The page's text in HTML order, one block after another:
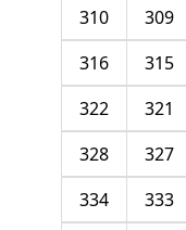
309
310
315
316
321
322
327
328
333
334